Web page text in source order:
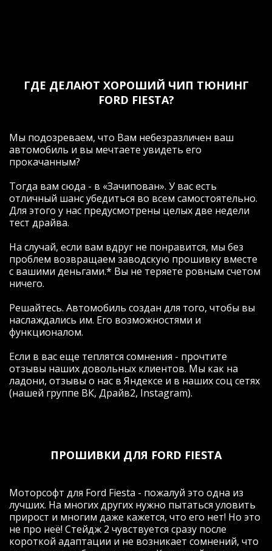
ГДЕ ДЕЛАЮТ ХОРОШИЙ ЧИП ТЮНИНГ
FORD FIESTA?
Мы подозреваем, что Вам небезразличен ваш
автомобиль и вы мечтаете увидеть его
прокачанным?
Тогда вам сюда - в «Зачипован». У вас есть
отличный шанс убедиться во всем самостоятельно.
Для этого у нас предусмотрены целых две недели
тест драйва.
На случай, если вам вдруг не понравится, мы без
проблем возвращаем заводскую прошивку вместе
с вашими деньгами.* Вы не теряете ровным счетом
ничего.
Решайтесь. Автомобиль создан для того, чтобы вы
наслаждались им. Его возможностями и
функционалом.
Если в вас еще теплятся сомнения - прочтите
отзывы наших довольных клиентов. Мы как на
ладони, отзывы о нас в Яндексе и в наших соц сетях
(нашей группе ВК, Драйв2, Instagram).
ПРОШИВКИ ДЛЯ FORD FIESTA
Моторсофт для Ford Fiesta - пожалуй это одна из
лучших. На многих других нужно пытаться уловить
прирост и многим даже кажется, что его нет! Но это
не про неё! Стейдж 2 чувствуется сразу после
короткой адаптации и не возникает сомнений, что